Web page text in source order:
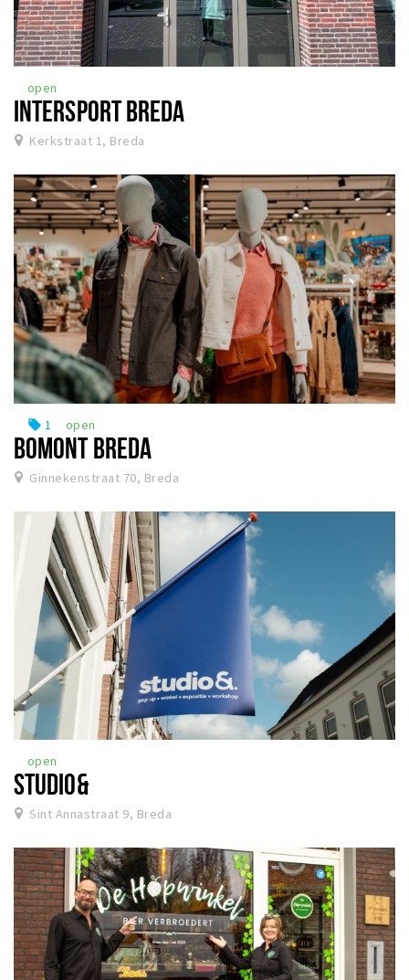
open
INTERSPORT BREDA
Kerkstraat 1, Breda
local_offer 1 open
BOMONT BREDA
Ginnekenstraat 70, Breda
open
STUDIO&
Sint Annastraat 9, Breda